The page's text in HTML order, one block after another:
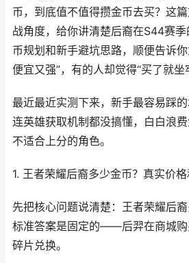
币，到底值不值得攒金币去买？这
战角度，给你讲清楚后裔在S44赛
币规划和新手避坑思路，顺便告诉
便宜又强”，有的人却觉得“买了就坐
最近最近实测下来，新手最容易踩
连英雄获取机制都没搞懂，白白浪
不适合上分的角色。
1. 王者荣耀后裔多少金币？真实价
先把核心问题说清楚：王者荣耀后裔
标准答案是固定的——后羿在商城购
碎片兑换。